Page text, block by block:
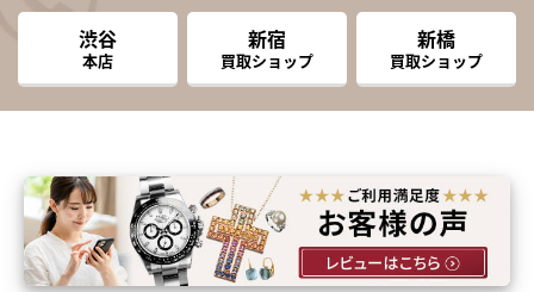
渋谷
本店
新宿
買取ショップ
新橋
買取ショップ